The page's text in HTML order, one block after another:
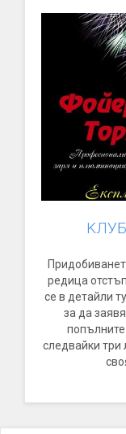
редица
се в детайли
за да
следвайки три